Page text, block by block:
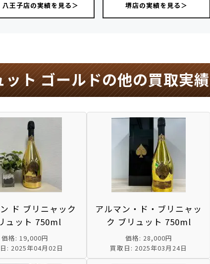
八王子店の実績を見る＞ 堺店の実績を見る＞
ト ゴールドの他の買取実績
ド ブリニャック
ュット 750ml
価格: 19,000円
: 2025年04月02日
アルマン・ド・ブリニャッ
ク ブリュット 750ml
価格: 28,000円
買取日: 2025年03月24日